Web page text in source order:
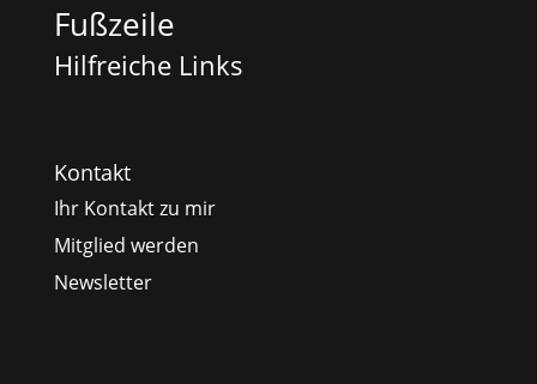
Fußzeile
Hilfreiche Links
Kontakt
Ihr Kontakt zu mir
Mitglied werden
Newsletter